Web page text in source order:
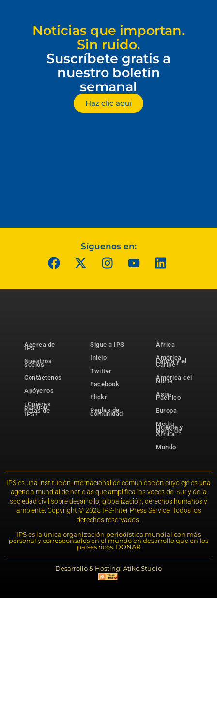
Noticias que importan.
Sin ruido.
Suscríbete gratis a
nuestro boletín
semanal
Haz clic aquí
Síguenos en:
Acerca de
IPS
Nuestros
socios
Contáctenos
Apóyenos
¿Quieres
publicar
notas de
IPS?
Sigue a IPS
Inicio
Twitter
Facebook
Flickr
Reglas de
comunidad
África
América
Latina y el
Caribe
América del
Norte
Asia-
Pacífico
Europa
Medio
Oriente y
Norte de
África
Mundo
IPS es una institución internacional de comunicación cuyo eje es una
agencia mundial de noticias que amplifica las voces del Sur y de la
sociedad civil sobre desarrollo, globalización, derechos humanos y
ambiente. Copyright © 2025 IPS-Inter Press Service. Todos los
derechos reservados.
IPS es la única organización periodística mundial con más
personal y corresponsales en el mundo en desarrollo que en los
países ricos. DONAR
Desarrollo & Hosting: Atiko.Studio